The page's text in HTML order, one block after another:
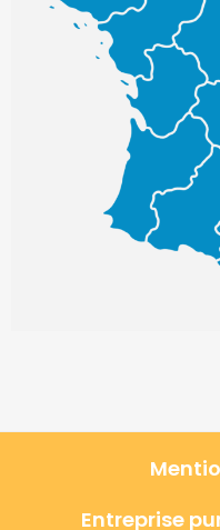
Entreprise